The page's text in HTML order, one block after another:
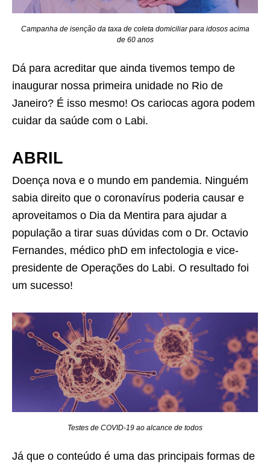
Campanha de isenção da taxa de coleta domiciliar para idosos acima
de 60 anos
Dá para acreditar que ainda tivemos tempo de
inaugurar nossa primeira unidade no Rio de
Janeiro? É isso mesmo! Os cariocas agora podem
cuidar da saúde com o Labi.
ABRIL
Doença nova e o mundo em pandemia. Ninguém
sabia direito que o coronavírus poderia causar e
aproveitamos o Dia da Mentira para ajudar a
população a tirar suas dúvidas com o Dr. Octavio
Fernandes, médico phD em infectologia e vice-
presidente de Operações do Labi. O resultado foi
um sucesso!
Testes de COVID-19 ao alcance de todos
Já que o conteúdo é uma das principais formas de